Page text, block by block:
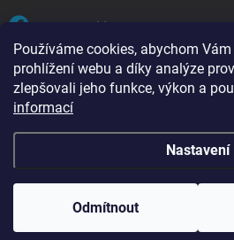
Používáme cookies, abychom
prohlížení webu a díky analýze
zlepšovali jeho funkce, výkon a
informací
Nastavení
Odmítnout
HappyTeddy
happyteddy.cz
Vytvořil
Copyright 2026 .